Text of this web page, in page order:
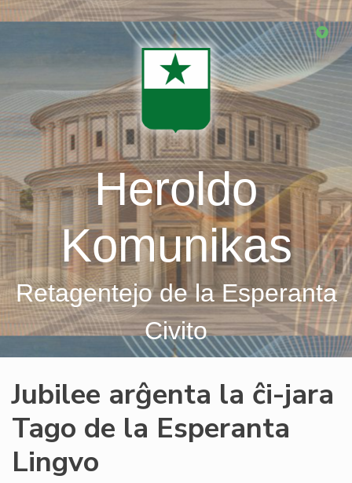
Skip
Heroldo
Komunikas
Retagentejo de la Esperanta
Civito
Jubilee arĝenta la ĉi-jara
Tago de la Esperanta
Lingvo